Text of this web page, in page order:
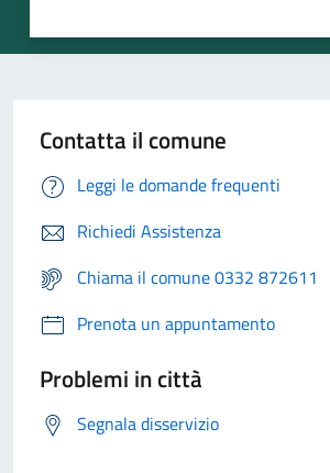
Contatta il comune
Leggi le domande frequenti
Richiedi Assistenza
Chiama il comune 0332 872611
Prenota un appuntamento
Problemi in città
Segnala disservizio